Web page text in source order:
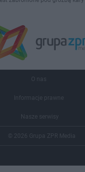
O nas
Informacje prawne
Nasze serwisy
© 2026 Grupa ZPR Media